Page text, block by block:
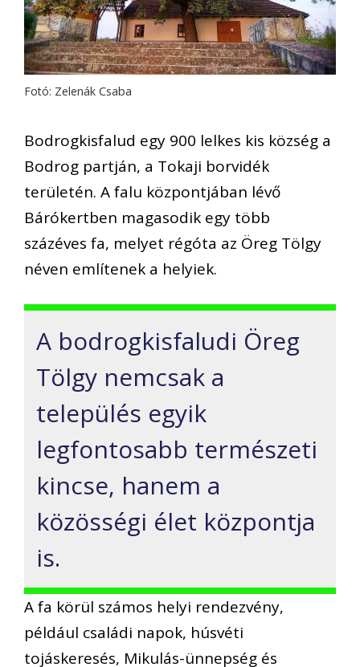
Fotó: Zelenák Csaba
Bodrogkisfalud egy 900 lelkes kis község a
Bodrog partján, a Tokaji borvidék
területén. A falu központjában lévő
Bárókertben magasodik egy több
százéves fa, melyet régóta az Öreg Tölgy
néven említenek a helyiek.
A bodrogkisfaludi Öreg
Tölgy nemcsak a
település egyik
legfontosabb természeti
kincse, hanem a
közösségi élet központja
is.
A fa körül számos helyi rendezvény,
például családi napok, húsvéti
tojáskeresés, Mikulás-ünnepség és